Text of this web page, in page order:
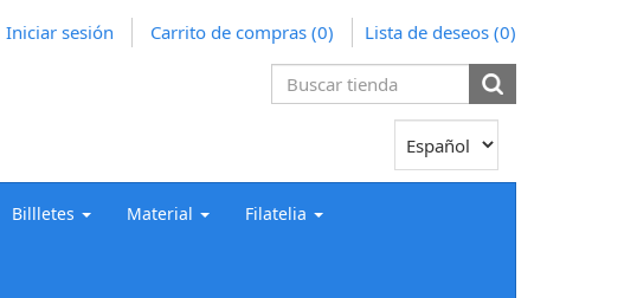
Iniciar sesión Carrito de compras (0) Lista de deseos (0)
Billletes Material Filatelia